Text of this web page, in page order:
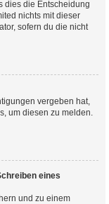
dies die Entscheidung
nichts mit dieser
sofern du die nicht
vergeben hat,
um diesen zu melden.
eines
und zu einem